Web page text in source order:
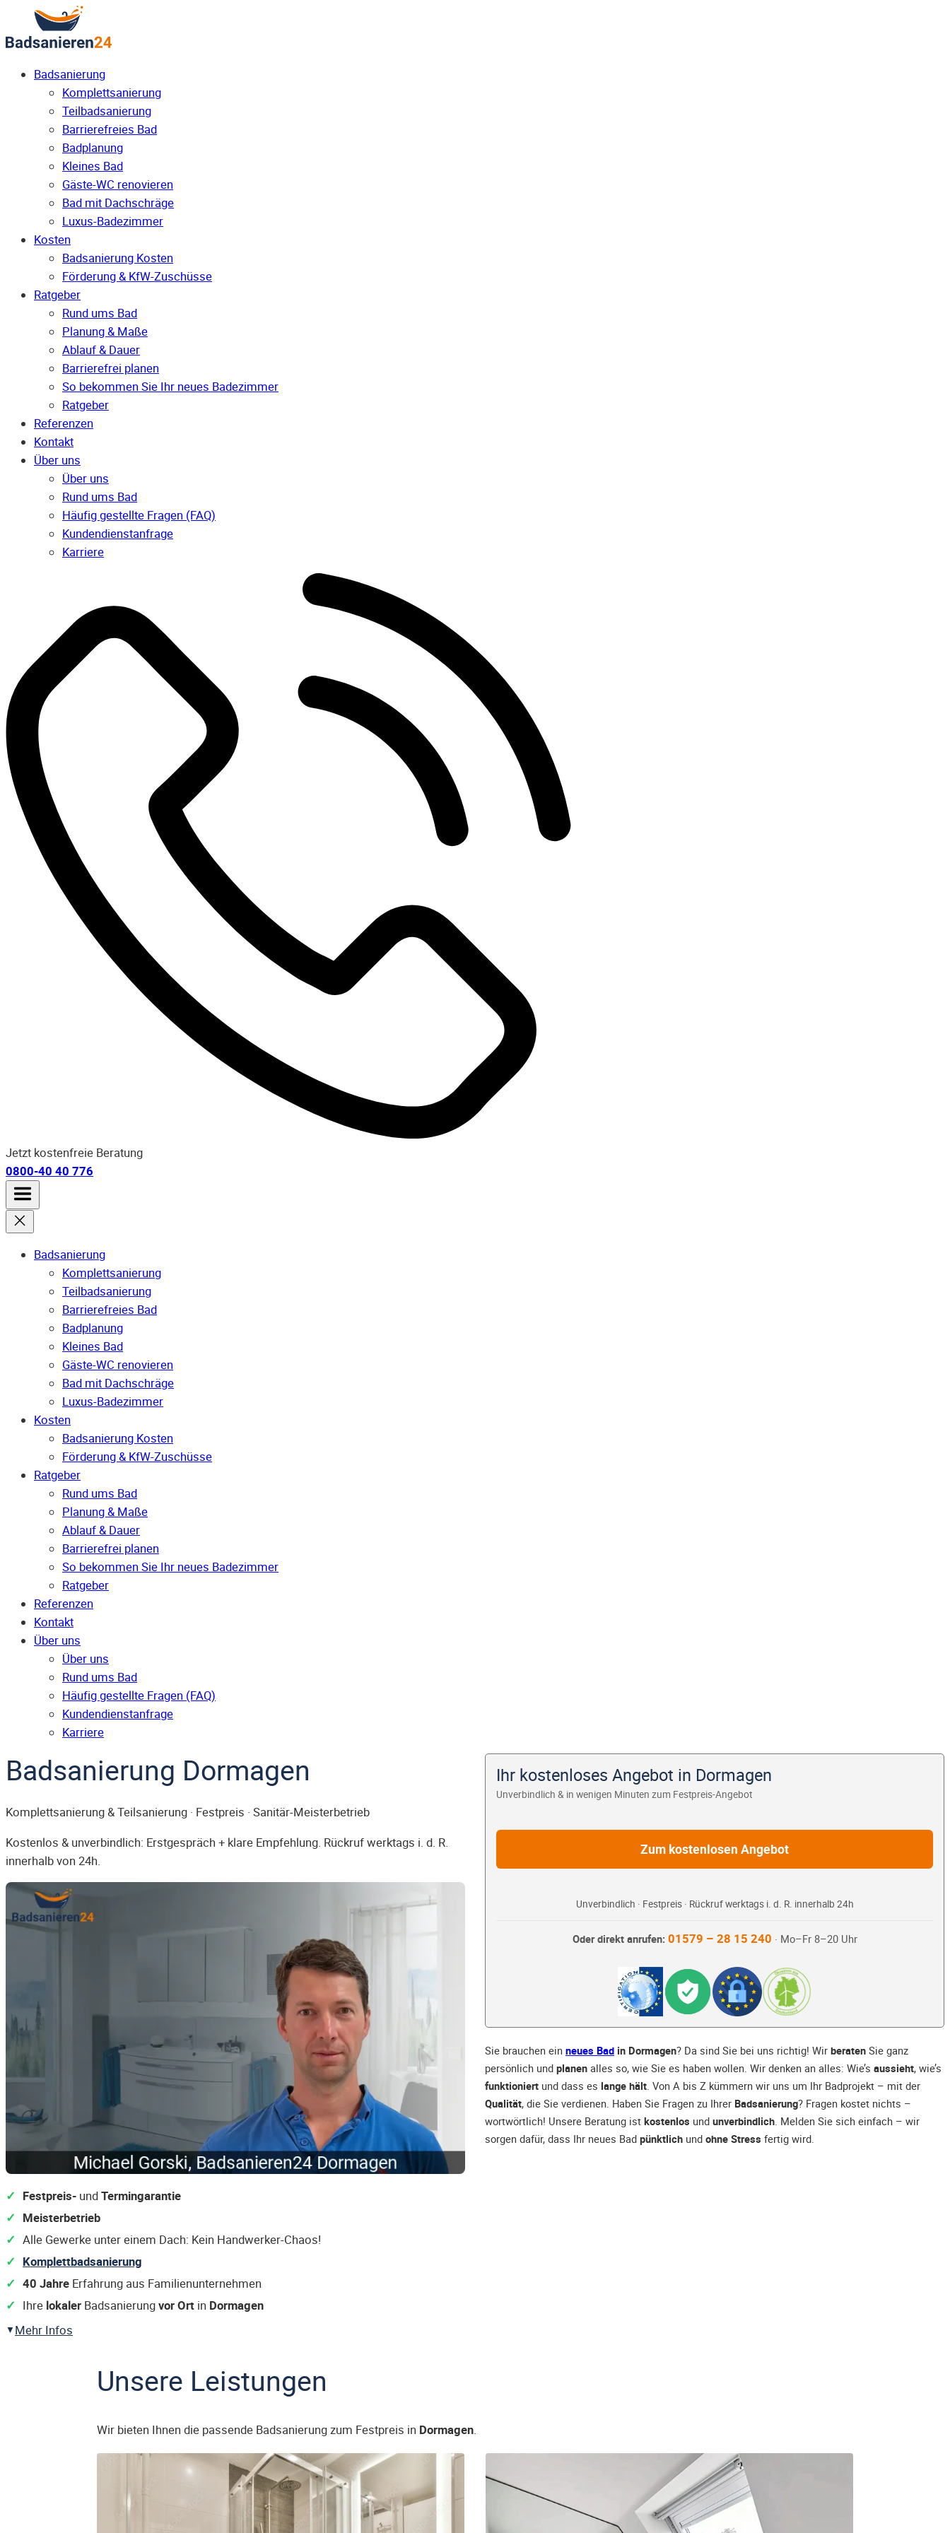
Badsanierung
Komplettsanierung
Teilbadsanierung
Barrierefreies Bad
Badplanung
Kleines Bad
Gäste-WC renovieren
Bad mit Dachschräge
Luxus-Badezimmer
Kosten
Badsanierung Kosten
Förderung & KfW-Zuschüsse
Ratgeber
Rund ums Bad
Planung & Maße
Ablauf & Dauer
Barrierefrei planen
So bekommen Sie Ihr neues Badezimmer
Ratgeber
Referenzen
Kontakt
Über uns
Über uns
Rund ums Bad
Häufig gestellte Fragen (FAQ)
Kunden­dienst­anfrage
Karriere
Jetzt kostenfreie Beratung
0800-40 40 776
Badsanierung
Komplettsanierung
Teilbadsanierung
Barrierefreies Bad
Badplanung
Kleines Bad
Gäste-WC renovieren
Bad mit Dachschräge
Luxus-Badezimmer
Kosten
Badsanierung Kosten
Förderung & KfW-Zuschüsse
Ratgeber
Rund ums Bad
Planung & Maße
Ablauf & Dauer
Barrierefrei planen
So bekommen Sie Ihr neues Badezimmer
Ratgeber
Referenzen
Kontakt
Über uns
Über uns
Rund ums Bad
Häufig gestellte Fragen (FAQ)
Kunden­dienst­anfrage
Karriere
Badsanierung Dormagen
Komplettsanierung & Teilsanierung · Festpreis · Sanitär-Meisterbetrieb
Kostenlos & unverbindlich: Erstgespräch + klare Empfehlung. Rückruf werktags i. d. R.
innerhalb von 24h.
Festpreis- undTermingarantie
Meisterbetrieb
Alle Gewerke unter einem Dach: Kein Handwerker-Chaos!
Komplettbadsanierung
40 Jahre Erfahrung aus Familienunternehmen
Ihre lokaler Badsanierungvor Ort in Dormagen
Mehr Infos
Ihr kostenloses Angebot in Dormagen
Unverbindlich & in wenigen Minuten zum Festpreis-Angebot
Zum kostenlosen Angebot
Unverbindlich · Festpreis · Rückruf werktags i. d. R. innerhalb 24h
Oder direkt anrufen: 01579 – 28 15 240 · Mo–Fr 8–20 Uhr
Sie brauchen ein neues Bad in Dormagen? Da sind Sie bei uns richtig! Wir beraten Sie ganz
persönlich und planen alles so, wie Sie es haben wollen. Wir denken an alles: Wie’s aussieht, wie’s
funktioniert und dass es lange hält. Von A bis Z kümmern wir uns um Ihr Badprojekt – mit der
Qualität, die Sie verdienen. Haben Sie Fragen zu Ihrer Badsanierung? Fragen kostet nichts –
wortwörtlich! Unsere Beratung ist kostenlos und unverbindlich. Melden Sie sich einfach – wir
sorgen dafür, dass Ihr neues Bad pünktlich und ohne Stress fertig wird.
Unsere Leistungen
Wir bieten Ihnen die passende Badsanierung zum Festpreis in Dormagen.